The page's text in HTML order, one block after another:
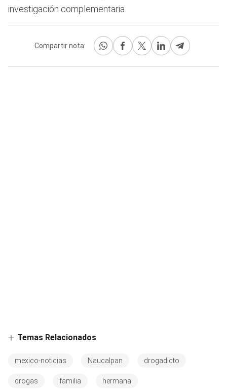
investigación complementaria.
Compartir nota:
Temas Relacionados
mexico-noticias Naucalpan drogadicto
drogas familia hermana